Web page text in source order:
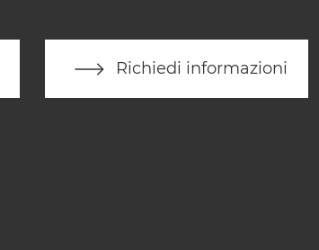
Richiedi informazioni